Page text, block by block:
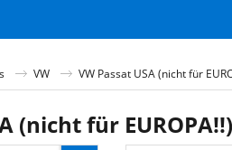
VW VW Passat USA (nicht für
(nicht für EUROPA!!)